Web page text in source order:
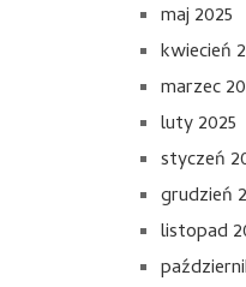
maj 2025
kwiecień
marzec
luty 2025
styczeń
grudzień
listopad